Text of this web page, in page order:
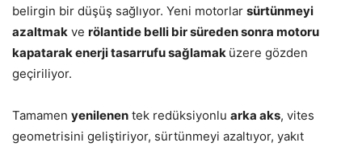
belirgin bir düşüş sağlıyor. Yeni motorlar sürtünmeyi
azaltmak ve rölantide belli bir süreden sonra motoru
kapatarak enerji tasarrufu sağlamak üzere gözden
geçiriliyor.
Tamamen yenilenen tek redüksiyonlu arka aks, vites
geometrisini geliştiriyor, sürtünmeyi azaltıyor, yakıt